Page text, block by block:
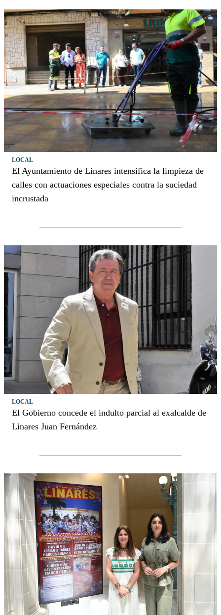
LOCAL
El Ayuntamiento de Linares intensifica la limpieza de
calles con actuaciones especiales contra la suciedad
incrustada
LOCAL
El Gobierno concede el indulto parcial al exalcalde de
Linares Juan Fernández